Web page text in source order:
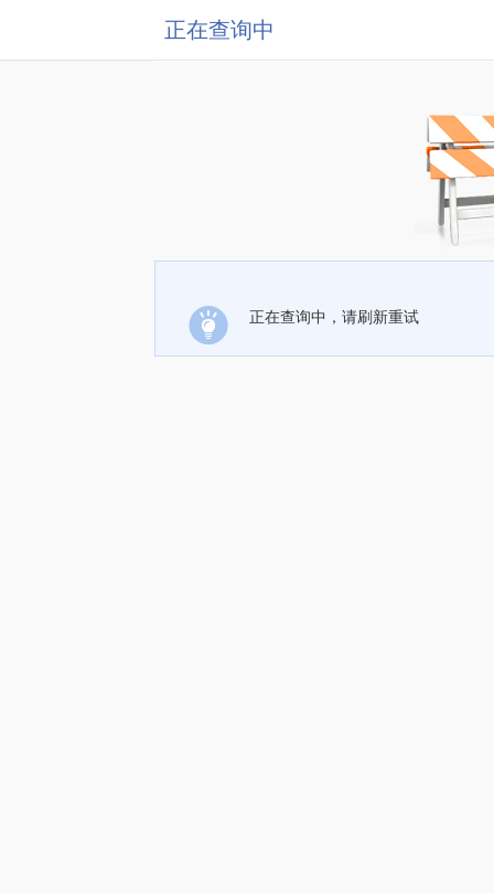
正在查询中
正在查询中，请刷新重试